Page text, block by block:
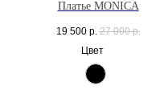
Платье MONICA
19 500 р. 27 000 р.
Цвет